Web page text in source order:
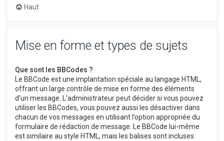
Haut
Mise en forme et types de sujets
Que sont les BBCodes ?
Le BBCode est une implantation spéciale au langage HTML,
offrant un large contrôle de mise en forme des éléments
d’un message. L’administrateur peut décider si vous pouvez
utiliser les BBCodes, vous pouvez aussi les désactiver dans
chacun de vos messages en utilisant l’option appropriée du
formulaire de rédaction de message. Le BBCode lui-même
est similaire au style HTML, mais les balises sont incluses